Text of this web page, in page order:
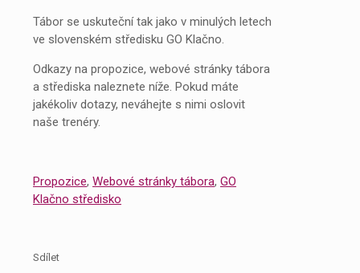
Tábor se uskuteční tak jako v minulých letech
ve slovenském středisku GO Klačno.
Odkazy na propozice, webové stránky tábora
a střediska naleznete níže. Pokud máte
jakékoliv dotazy, neváhejte s nimi oslovit
naše trenéry.
Propozice, Webové stránky tábora, GO
Klačno středisko
Sdílet